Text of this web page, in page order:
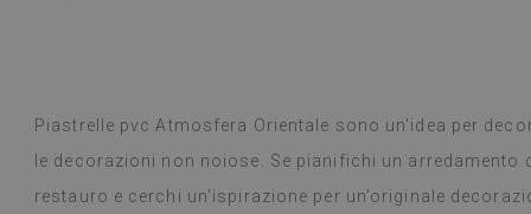
Piastrelle pvc Atmosfera Orientale sono un'idea per
le decorazioni non noiose. Se pianifichi un arredamento
restauro e cerchi un'ispirazione per un’originale